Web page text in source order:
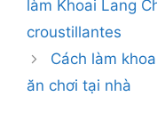
làm Khoai Lang
croustillantes
Cách làm
ăn chơi tại nhà